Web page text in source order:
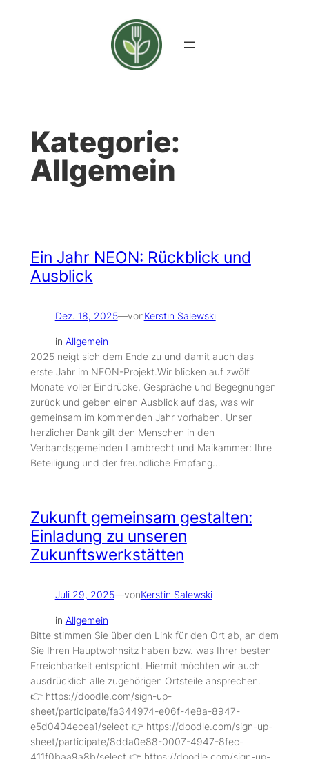
Kategorie:
Allgemein
Ein Jahr NEON: Rückblick und
Ausblick
Dez. 18, 2025—vonKerstin Salewski
in Allgemein
2025 neigt sich dem Ende zu und damit auch das
erste Jahr im NEON-Projekt.Wir blicken auf zwölf
Monate voller Eindrücke, Gespräche und Begegnungen
zurück und geben einen Ausblick auf das, was wir
gemeinsam im kommenden Jahr vorhaben. Unser
herzlicher Dank gilt den Menschen in den
Verbandsgemeinden Lambrecht und Maikammer: Ihre
Beteiligung und der freundliche Empfang…
Zukunft gemeinsam gestalten:
Einladung zu unseren
Zukunftswerkstätten
Juli 29, 2025—vonKerstin Salewski
in Allgemein
Bitte stimmen Sie über den Link für den Ort ab, an dem
Sie Ihren Hauptwohnsitz haben bzw. was Ihrer besten
Erreichbarkeit entspricht. Hiermit möchten wir auch
ausdrücklich alle zugehörigen Ortsteile ansprechen.
👉 https://doodle.com/sign-up-
sheet/participate/fa344974-e06f-4e8a-8947-
e5d0404ecea1/select 👉 https://doodle.com/sign-up-
sheet/participate/8dda0e88-0007-4947-8fec-
411f0baa9a8b/select 👉 https://doodle.com/sign-up-